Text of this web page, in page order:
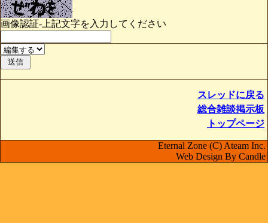
画像認証-上記文字を入力してください
スレッドに戻る
総合雑談掲示板
トップページ
Eternal Zone (C) Ateam Inc.
Web Design By Candle